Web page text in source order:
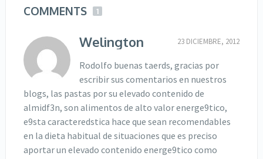
COMMENTS 1
Welington 23 DICIEMBRE, 2012
Rodolfo buenas taerds, gracias por
escribir sus comentarios en nuestros
blogs, las pastas por su elevado contenido de
almidf3n, son alimentos de alto valor energe9tico,
e9sta caracteredstica hace que sean recomendables
en la dieta habitual de situaciones que es preciso
aportar un elevado contenido energe9tico como